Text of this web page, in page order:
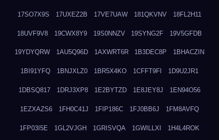
17SO7X9S 17UXEZ2B 17VE7UAW 181QKVNV 18FL2H11
18UVF9V8 19CWX8Y9 19S0NNZV 19SYNG2F 19V5GFDB
19YDYQRW 1AU5Q96D 1AXWRT6R 1B3DEC8P 1BHACZIN
1BI91YFQ 1BNJXLZ0 1BR5X4KO 1CFFT9FI 1D9U2JR1
1DBSQ817 1DRJ3XP8 1E2BYTZD 1E8JEY8J 1EN94O56
1EZXAZS6 1FH0C41J 1FIP186C 1FJ0BB6J 1FM8AVFQ
1FP03I5E 1GL2VJGH 1GRISVQA 1GWILLXI 1H4L4ROK